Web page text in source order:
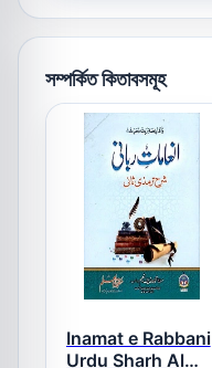
সম্পর্কিত কিতাবসমূহ
Inamat e Rabbani
Urdu Sharh Al